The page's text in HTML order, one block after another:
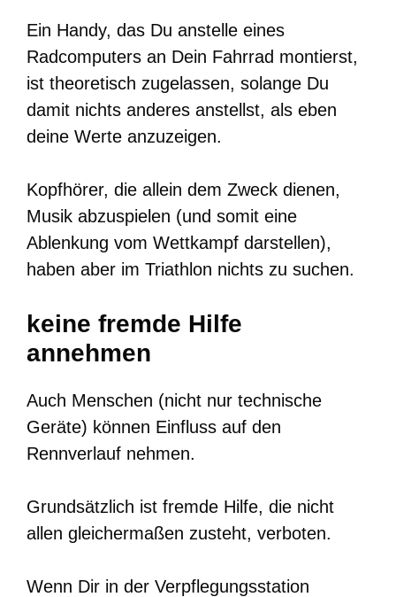
Ein Handy, das Du anstelle eines
Radcomputers an Dein Fahrrad montierst,
ist theoretisch zugelassen, solange Du
damit nichts anderes anstellst, als eben
deine Werte anzuzeigen.
Kopfhörer, die allein dem Zweck dienen,
Musik abzuspielen (und somit eine
Ablenkung vom Wettkampf darstellen),
haben aber im Triathlon nichts zu suchen.
keine fremde Hilfe
annehmen
Auch Menschen (nicht nur technische
Geräte) können Einfluss auf den
Rennverlauf nehmen.
Grundsätzlich ist fremde Hilfe, die nicht
allen gleichermaßen zusteht, verboten.
Wenn Dir in der Verpflegungsstation